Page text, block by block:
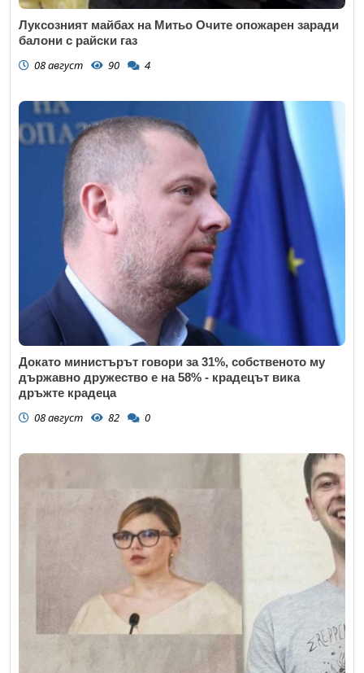
Луксозният майбах на Митьо Очите опожарен заради
балони с райски газ
08 август 90 4
Докато министърът говори за 31%, собственото му
държавно дружество е на 58% - крадецът вика
дръжте крадеца
08 август 82 0